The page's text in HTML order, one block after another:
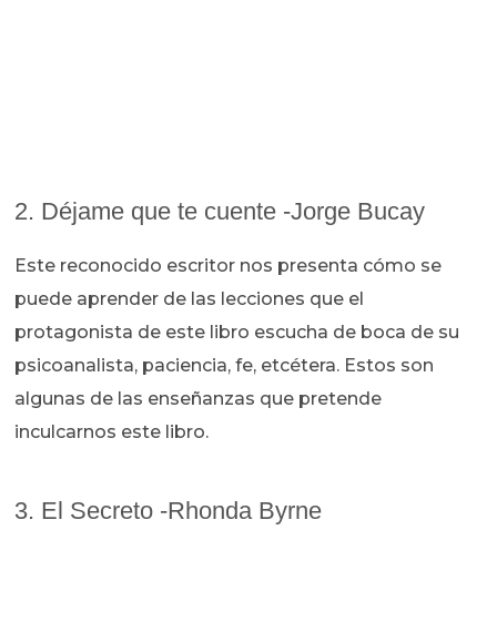
2. Déjame que te cuente -Jorge Bucay
Este reconocido escritor nos presenta cómo se
puede aprender de las lecciones que el
protagonista de este libro escucha de boca de su
psicoanalista, paciencia, fe, etcétera. Estos son
algunas de las enseñanzas que pretende
inculcarnos este libro.
3. El Secreto -Rhonda Byrne